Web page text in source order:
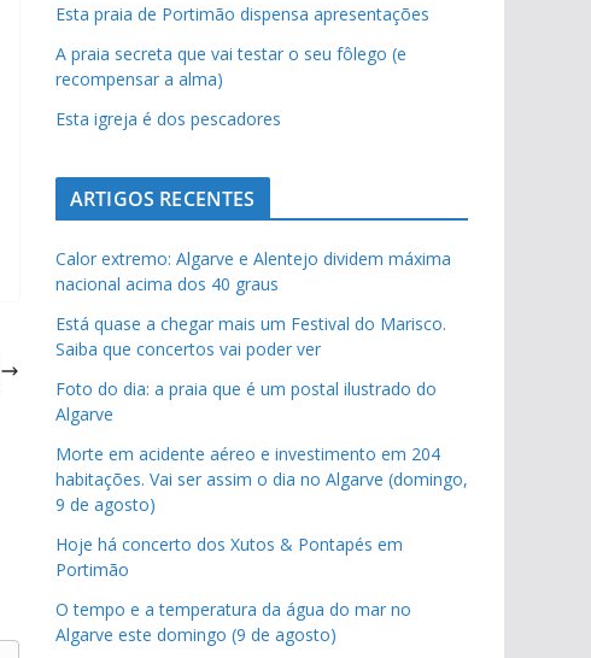
Esta praia de Portimão dispensa apresentações
A praia secreta que vai testar o seu fôlego (e
recompensar a alma)
Esta igreja é dos pescadores
ARTIGOS RECENTES
Calor extremo: Algarve e Alentejo dividem máxima
nacional acima dos 40 graus
Está quase a chegar mais um Festival do Marisco.
Saiba que concertos vai poder ver
Foto do dia: a praia que é um postal ilustrado do
Algarve
Morte em acidente aéreo e investimento em 204
habitações. Vai ser assim o dia no Algarve (domingo,
9 de agosto)
Hoje há concerto dos Xutos & Pontapés em
Portimão
O tempo e a temperatura da água do mar no
Algarve este domingo (9 de agosto)